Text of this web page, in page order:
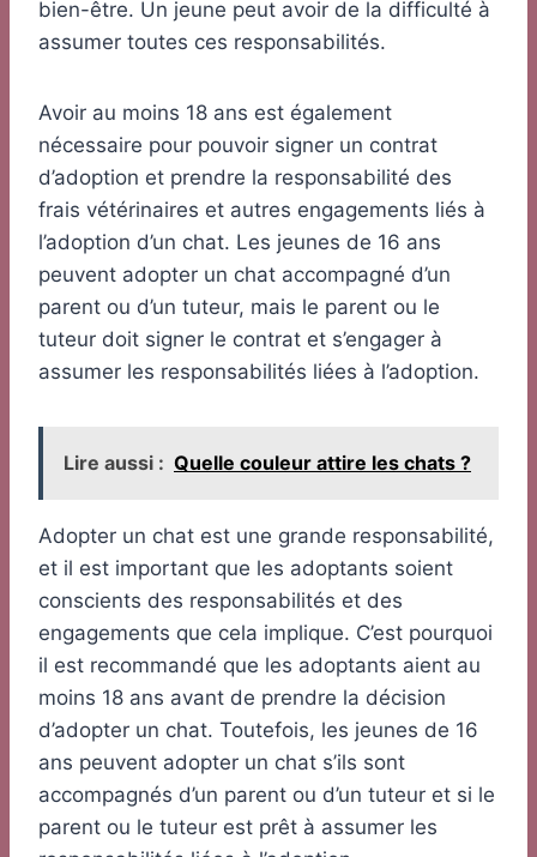
bien-être. Un jeune peut avoir de la difficulté à
assumer toutes ces responsabilités.
Avoir au moins 18 ans est également
nécessaire pour pouvoir signer un contrat
d’adoption et prendre la responsabilité des
frais vétérinaires et autres engagements liés à
l’adoption d’un chat. Les jeunes de 16 ans
peuvent adopter un chat accompagné d’un
parent ou d’un tuteur, mais le parent ou le
tuteur doit signer le contrat et s’engager à
assumer les responsabilités liées à l’adoption.
Lire aussi : Quelle couleur attire les chats ?
Adopter un chat est une grande responsabilité,
et il est important que les adoptants soient
conscients des responsabilités et des
engagements que cela implique. C’est pourquoi
il est recommandé que les adoptants aient au
moins 18 ans avant de prendre la décision
d’adopter un chat. Toutefois, les jeunes de 16
ans peuvent adopter un chat s’ils sont
accompagnés d’un parent ou d’un tuteur et si le
parent ou le tuteur est prêt à assumer les